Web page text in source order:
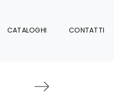
CATALOGHI CONTATTI